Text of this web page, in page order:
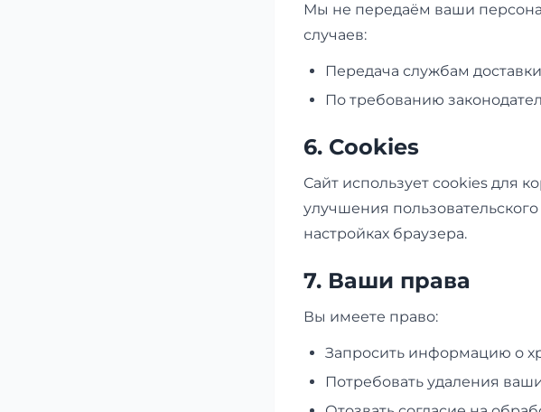
Мы не передаём ваши
случаев:
Передача службам
По требованию
6. Cookies
Сайт использует cookies для
улучшения
настройках браузера.
7. Ваши права
Вы имеете право:
Запросить информацию о
Потребовать удаления